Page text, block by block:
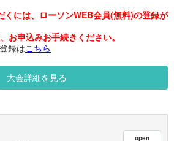
くには、ローソンWEB会員(無料)の登録が
お申込みお手続きください。
録はこちら
大会詳細を見る